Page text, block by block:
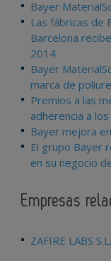
Bayer
Las fábricas de
Barcelona
2014
Bayer
marca de
Premios a las
adherencia a
Bayer mejora
El grupo Bayer
en su negocio
Empresas
ZAFIRE LABS S.L.